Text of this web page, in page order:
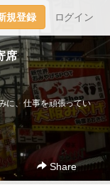
規登録 ログイン
席
に、仕事を頑張ってい
Share